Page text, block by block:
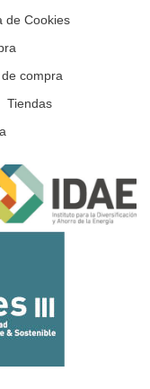
de Cookies
compra
Tiendas